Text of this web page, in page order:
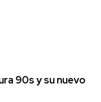
90s y su nuevo